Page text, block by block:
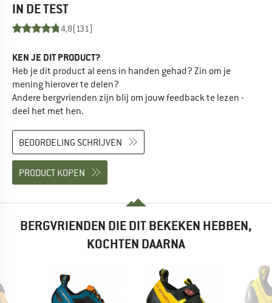
IN DE TEST
4,8(131)
KEN JE DIT PRODUCT?
Heb je dit product al eens in handen gehad? Zin om je
mening hierover te delen?
Andere bergvrienden zijn blij om jouw feedback te lezen -
deel het met hen.
BEOORDELING SCHRIJVEN
PRODUCT KOPEN
BERGVRIENDEN DIE DIT BEKEKEN HEBBEN,
KOCHTEN DAARNA